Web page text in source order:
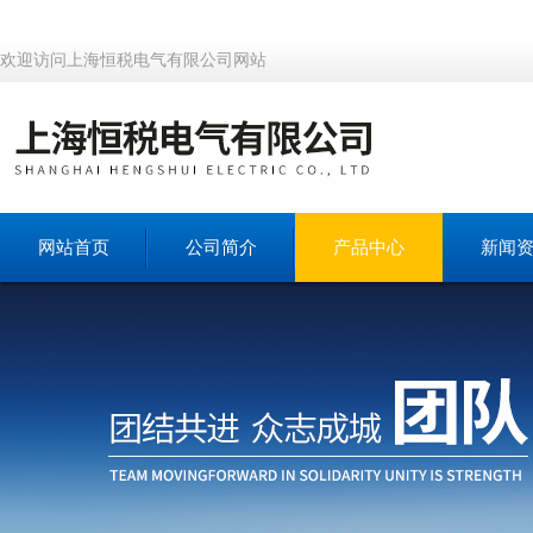
欢迎访问上海恒税电气有限公司网站
网站首页 公司简介 产品中心 新闻